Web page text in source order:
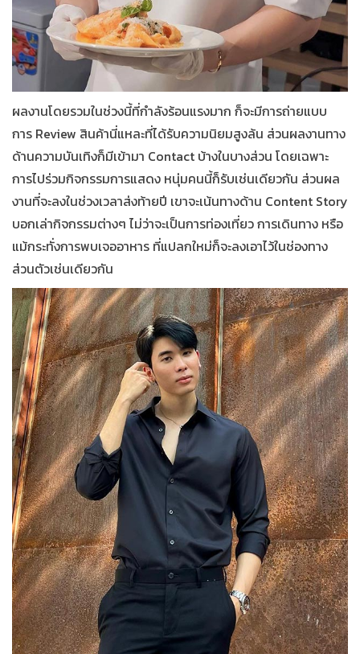
ผลงานโดยรวมในช่วงนี้ที่กำลังร้อนแรงมาก ก็จะมีการถ่ายแบบ
การ Review สินค้านี่แหละที่ได้รับความนิยมสูงล้น ส่วนผลงานทาง
ด้านความบันเทิงก็มีเข้ามา Contact บ้างในบางส่วน โดยเฉพาะ
การไปร่วมกิจกรรมการแสดง หนุ่มคนนี้ก็รับเช่นเดียวกัน ส่วนผล
งานที่จะลงในช่วงเวลาส่งท้ายปี เขาจะเน้นทางด้าน Content Story
บอกเล่ากิจกรรมต่างๆ ไม่ว่าจะเป็นการท่องเที่ยว การเดินทาง หรือ
แม้กระทั่งการพบเจออาหาร ที่แปลกใหม่ก็จะลงเอาไว้ในช่องทาง
ส่วนตัวเช่นเดียวกัน